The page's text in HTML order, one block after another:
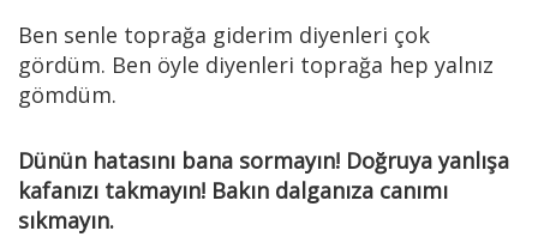
Ben senle toprağa giderim diyenleri çok
gördüm. Ben öyle diyenleri toprağa hep yalnız
gömdüm.
Dünün hatasını bana sormayın! Doğruya yanlışa
kafanızı takmayın! Bakın dalganıza canımı
sıkmayın.